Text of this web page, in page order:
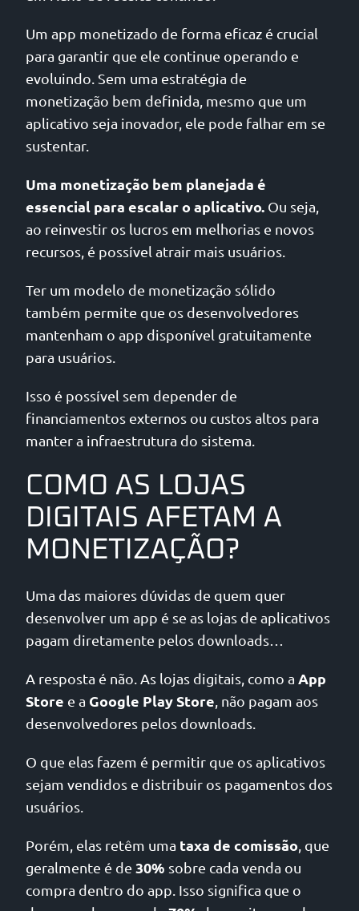
Um app monetizado de forma eficaz é crucial
para garantir que ele continue operando e
evoluindo. Sem uma estratégia de
monetização bem definida, mesmo que um
aplicativo seja inovador, ele pode falhar em se
sustentar.
Uma monetização bem planejada é
essencial para escalar o aplicativo. Ou seja,
ao reinvestir os lucros em melhorias e novos
recursos, é possível atrair mais usuários.
Ter um modelo de monetização sólido
também permite que os desenvolvedores
mantenham o app disponível gratuitamente
para usuários.
Isso é possível sem depender de
financiamentos externos ou custos altos para
manter a infraestrutura do sistema.
COMO AS LOJAS
DIGITAIS AFETAM A
MONETIZAÇÃO?
Uma das maiores dúvidas de quem quer
desenvolver um app é se as lojas de aplicativos
pagam diretamente pelos downloads…
A resposta é não. As lojas digitais, como a App
Store e a Google Play Store , não pagam aos
desenvolvedores pelos downloads.
O que elas fazem é permitir que os aplicativos
sejam vendidos e distribuir os pagamentos dos
usuários.
Porém, elas retêm uma taxa de comissão , que
geralmente é de 30% sobre cada venda ou
compra dentro do app. Isso significa que o